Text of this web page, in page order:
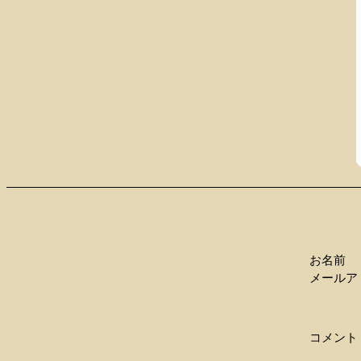
お名前
メール
コメント